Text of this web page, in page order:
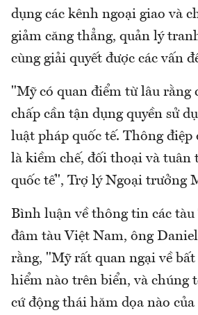
dụng các kênh ngoại giao và
giảm căng thẳng, quản lý
cùng giải quyết được các vấn
"Mỹ có quan điểm từ lâu rằng
chấp cần tận dụng quyền sử
luật pháp quốc tế. Thông điệp
là kiềm chế, đối thoại và tuân
quốc tế", Trợ lý Ngoại trưởng
Bình luận về thông tin các tàu
đâm tàu Việt Nam, ông Daniel
rằng, "Mỹ rất quan ngại về
hiểm nào trên biển, và chúng
cứ động thái hăm dọa nào của